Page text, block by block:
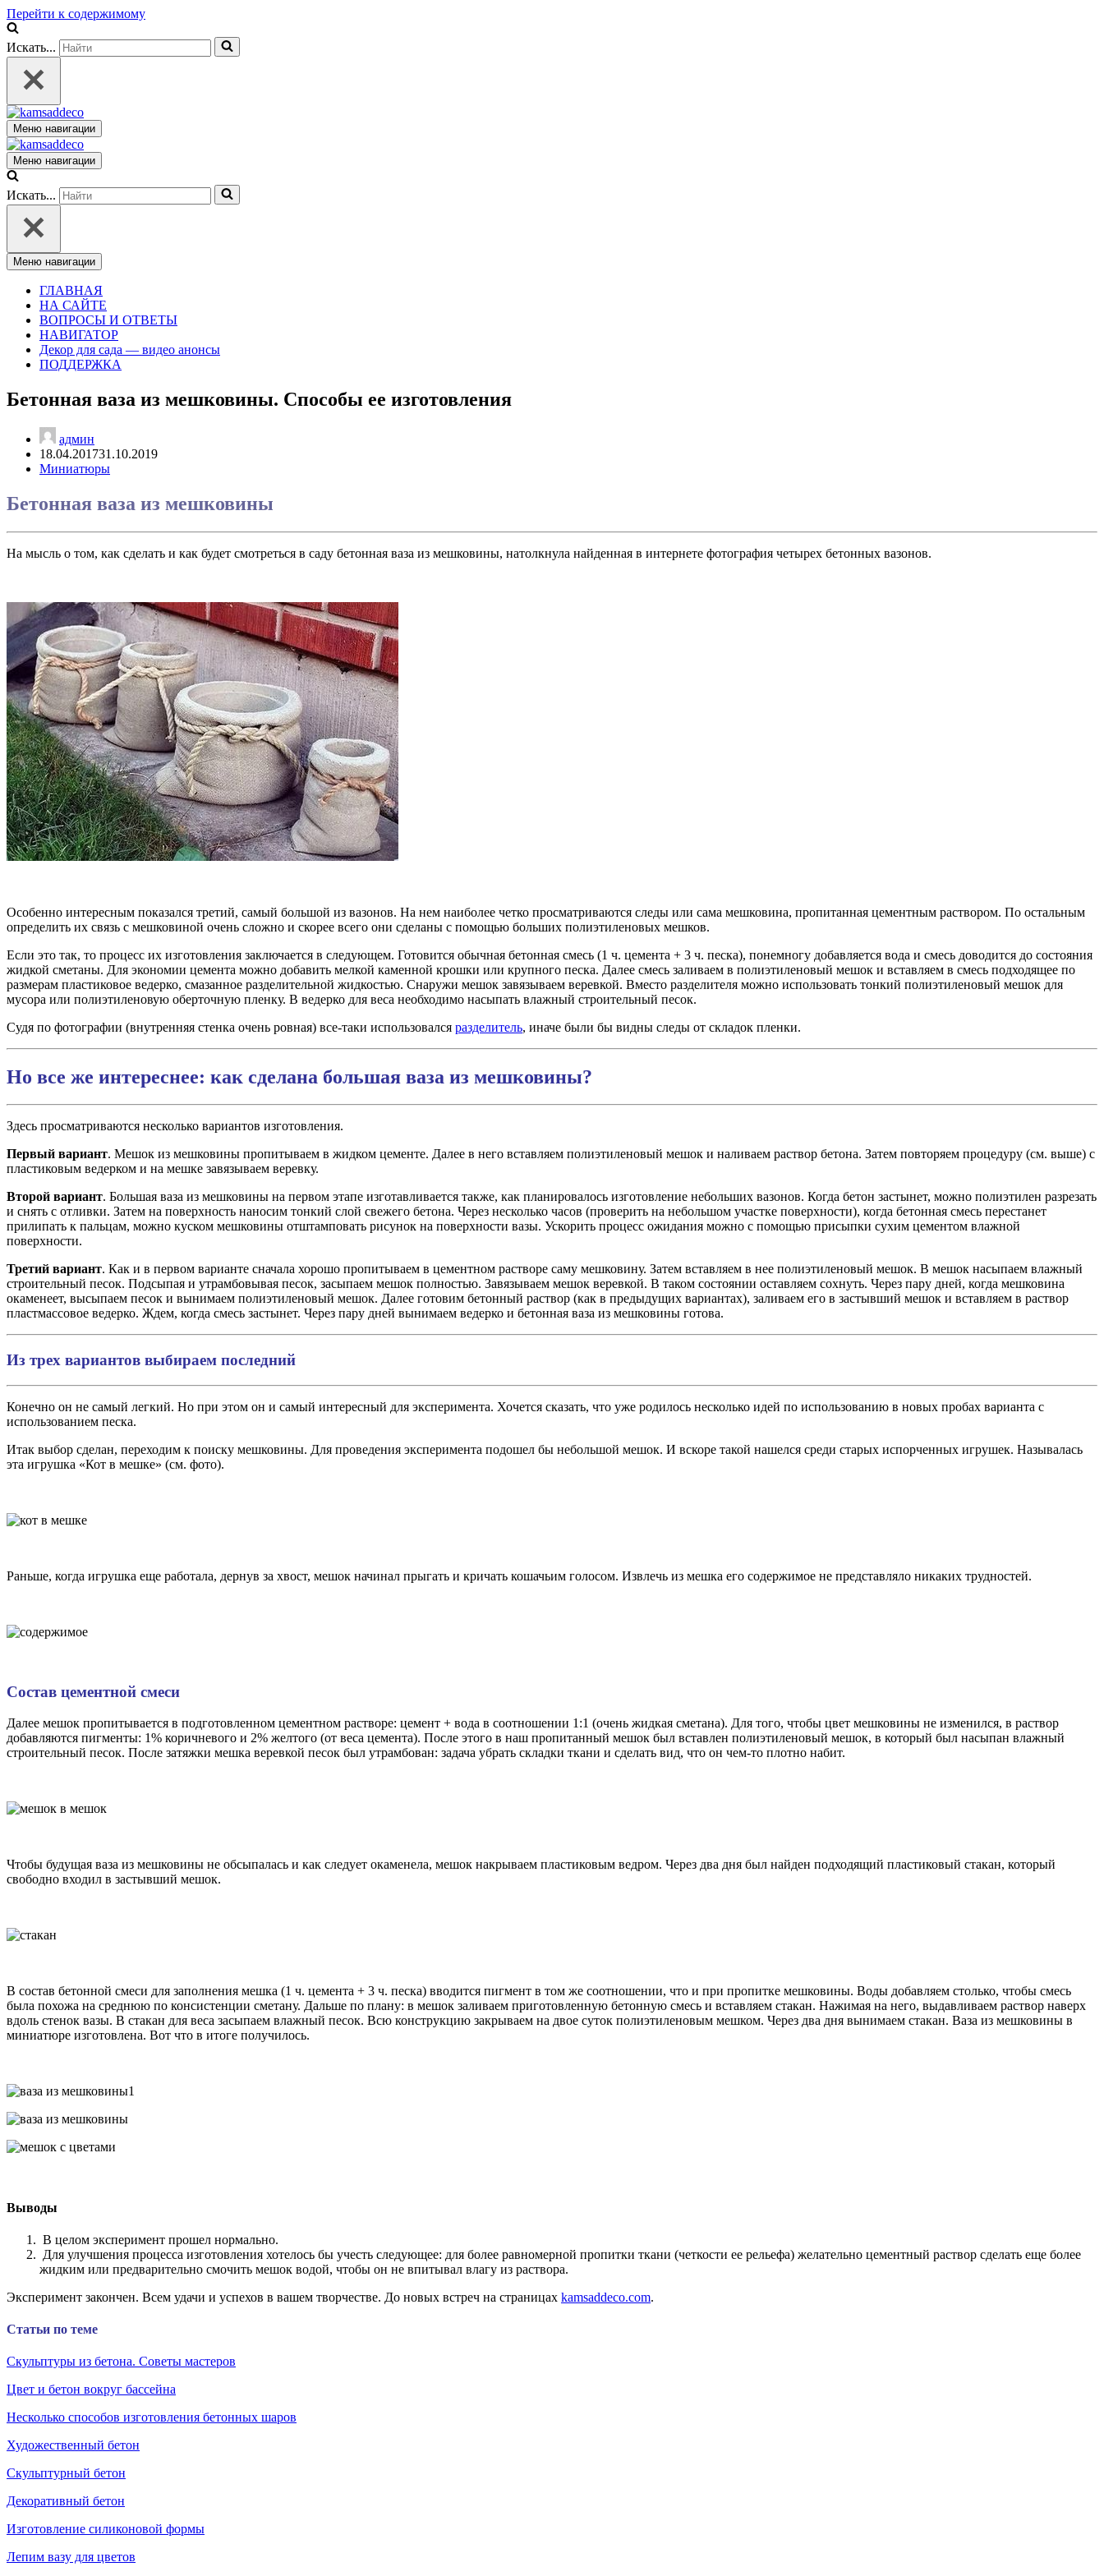
Перейти к содержимому
Искать...
Меню навигации
Меню навигации
Искать...
Меню навигации
ГЛАВНАЯ
НА САЙТЕ
ВОПРОСЫ И ОТВЕТЫ
НАВИГАТОР
Декор для сада — видео анонсы
ПОДДЕРЖКА
Бетонная ваза из мешковины. Способы ее изготовления
админ
18.04.201731.10.2019
Миниатюры
Бетонная ваза из мешковины
На мысль о том, как сделать и как будет смотреться в саду бетонная ваза из мешковины, натолкнула найденная в интернете фотография четырех бетонных вазонов.
Особенно интересным показался третий, самый большой из вазонов. На нем наиболее четко просматриваются следы или сама мешковина, пропитанная цементным раствором. По остальным
определить их связь с мешковиной очень сложно и скорее всего они сделаны с помощью больших полиэтиленовых мешков.
Если это так, то процесс их изготовления заключается в следующем. Готовится обычная бетонная смесь (1 ч. цемента + 3 ч. песка), понемногу добавляется вода и смесь доводится до состояния
жидкой сметаны. Для экономии цемента можно добавить мелкой каменной крошки или крупного песка. Далее смесь заливаем в полиэтиленовый мешок и вставляем в смесь подходящее по
размерам пластиковое ведерко, смазанное разделительной жидкостью. Снаружи мешок завязываем веревкой. Вместо разделителя можно использовать тонкий полиэтиленовый мешок для
мусора или полиэтиленовую оберточную пленку. В ведерко для веса необходимо насыпать влажный строительный песок.
Судя по фотографии (внутренняя стенка очень ровная) все-таки использовался разделитель, иначе были бы видны следы от складок пленки.
Но все же интереснее: как сделана большая ваза из мешковины?
Здесь просматриваются несколько вариантов изготовления.
Первый вариант. Мешок из мешковины пропитываем в жидком цементе. Далее в него вставляем полиэтиленовый мешок и наливаем раствор бетона. Затем повторяем процедуру (см. выше) с
пластиковым ведерком и на мешке завязываем веревку.
Второй вариант. Большая ваза из мешковины на первом этапе изготавливается также, как планировалось изготовление небольших вазонов. Когда бетон застынет, можно полиэтилен разрезать
и снять с отливки. Затем на поверхность наносим тонкий слой свежего бетона. Через несколько часов (проверить на небольшом участке поверхности), когда бетонная смесь перестанет
прилипать к пальцам, можно куском мешковины отштамповать рисунок на поверхности вазы. Ускорить процесс ожидания можно с помощью присыпки сухим цементом влажной
поверхности.
Третий вариант. Как и в первом варианте сначала хорошо пропитываем в цементном растворе саму мешковину. Затем вставляем в нее полиэтиленовый мешок. В мешок насыпаем влажный
строительный песок. Подсыпая и утрамбовывая песок, засыпаем мешок полностью. Завязываем мешок веревкой. В таком состоянии оставляем сохнуть. Через пару дней, когда мешковина
окаменеет, высыпаем песок и вынимаем полиэтиленовый мешок. Далее готовим бетонный раствор (как в предыдущих вариантах), заливаем его в застывший мешок и вставляем в раствор
пластмассовое ведерко. Ждем, когда смесь застынет. Через пару дней вынимаем ведерко и бетонная ваза из мешковины готова.
Из трех вариантов выбираем последний
Конечно он не самый легкий. Но при этом он и самый интересный для эксперимента. Хочется сказать, что уже родилось несколько идей по использованию в новых пробах варианта с
использованием песка.
Итак выбор сделан, переходим к поиску мешковины. Для проведения эксперимента подошел бы небольшой мешок. И вскоре такой нашелся среди старых испорченных игрушек. Называлась
эта игрушка «Кот в мешке» (см. фото).
Раньше, когда игрушка еще работала, дернув за хвост, мешок начинал прыгать и кричать кошачьим голосом. Извлечь из мешка его содержимое не представляло никаких трудностей.
Состав цементной смеси
Далее мешок пропитывается в подготовленном цементном растворе: цемент + вода в соотношении 1:1 (очень жидкая сметана). Для того, чтобы цвет мешковины не изменился, в раствор
добавляются пигменты: 1% коричневого и 2% желтого (от веса цемента). После этого в наш пропитанный мешок был вставлен полиэтиленовый мешок, в который был насыпан влажный
строительный песок. После затяжки мешка веревкой песок был утрамбован: задача убрать складки ткани и сделать вид, что он чем-то плотно набит.
Чтобы будущая ваза из мешковины не обсыпалась и как следует окаменела, мешок накрываем пластиковым ведром. Через два дня был найден подходящий пластиковый стакан, который
свободно входил в застывший мешок.
В состав бетонной смеси для заполнения мешка (1 ч. цемента + 3 ч. песка) вводится пигмент в том же соотношении, что и при пропитке мешковины. Воды добавляем столько, чтобы смесь
была похожа на среднюю по консистенции сметану. Дальше по плану: в мешок заливаем приготовленную бетонную смесь и вставляем стакан. Нажимая на него, выдавливаем раствор наверх
вдоль стенок вазы. В стакан для веса засыпаем влажный песок. Всю конструкцию закрываем на двое суток полиэтиленовым мешком. Через два дня вынимаем стакан. Ваза из мешковины в
миниатюре изготовлена. Вот что в итоге получилось.
Выводы
В целом эксперимент прошел нормально.
Для улучшения процесса изготовления хотелось бы учесть следующее: для более равномерной пропитки ткани (четкости ее рельефа) желательно цементный раствор сделать еще более
жидким или предварительно смочить мешок водой, чтобы он не впитывал влагу из раствора.
Эксперимент закончен. Всем удачи и успехов в вашем творчестве. До новых встреч на страницах kamsaddeco.com.
Статьи по теме
Скульптуры из бетона. Советы мастеров
Цвет и бетон вокруг бассейна
Несколько способов изготовления бетонных шаров
Художественный бетон
Скульптурный бетон
Декоративный бетон
Изготовление силиконовой формы
Лепим вазу для цветов